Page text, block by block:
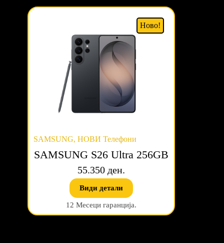
Ново!
SAMSUNG, НОВИ Телефони
SAMSUNG S26 Ultra 256GB
55.350 ден.
Види детали
12 Месеци гаранција.